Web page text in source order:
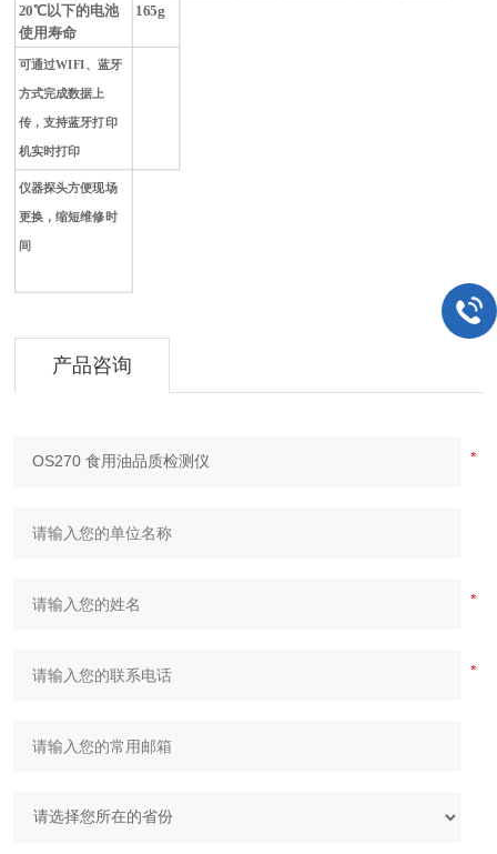
20℃以下的电池
使用寿命
165g
可通过WIFI、蓝牙
方式完成数据上
传，支持蓝牙打印
机实时打印
仪器探头方便现场
更换，缩短维修时
间
产品咨询